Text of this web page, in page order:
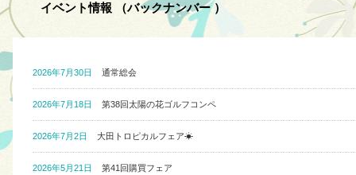
イベント情報 （バックナンバー ）
2026年7月30日 通常総会
2026年7月18日 第38回太陽の花ゴルフコンペ
2026年7月2日 大田トロピカルフェア☀
2026年5月21日 第41回購買フェア